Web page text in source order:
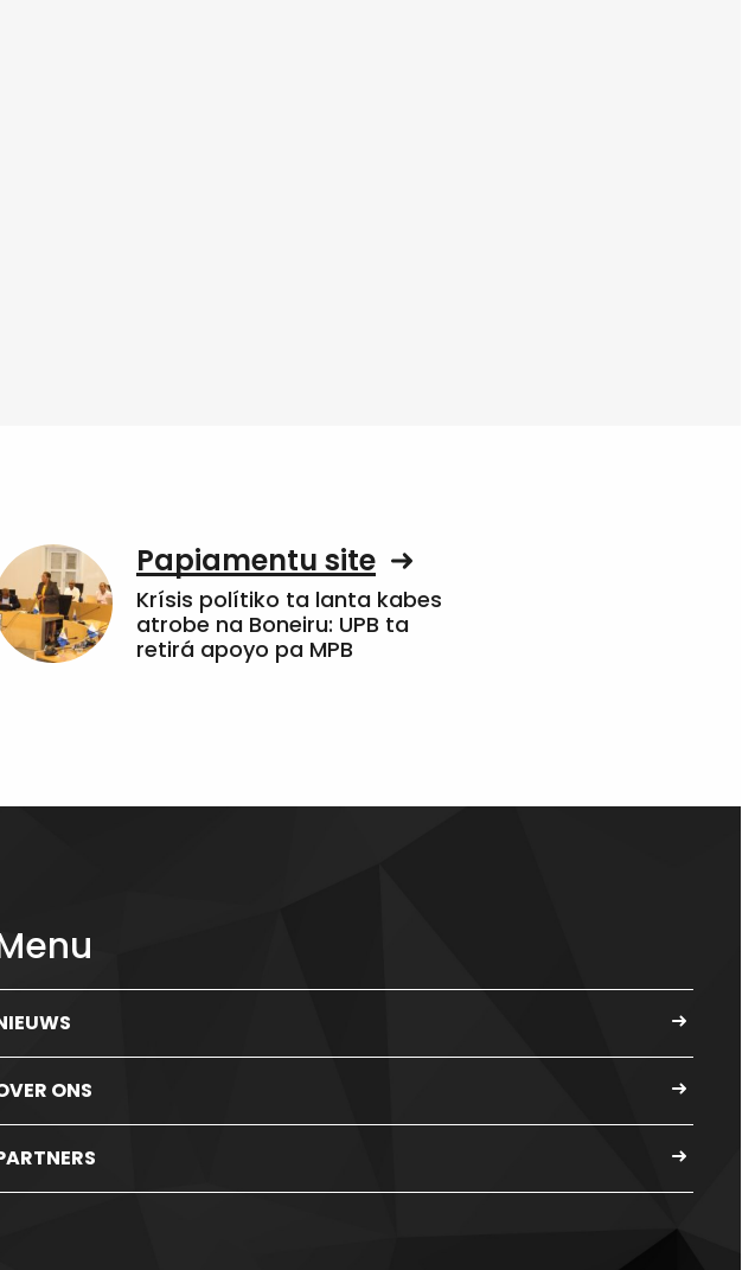
Papiamentu site
Krísis polítiko ta lanta kabes
atrobe na Boneiru: UPB ta
retirá apoyo pa MPB
ONS